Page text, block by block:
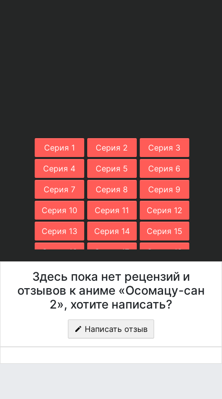
Серия 1 Серия 2 Серия 3
Серия 4 Серия 5 Серия 6
Серия 7 Серия 8 Серия 9
Серия 10 Серия 11 Серия 12
Серия 13 Серия 14 Серия 15
Серия 16 Серия 17 Серия 18
Серия 19 Серия 20 Серия 21
Серия 22 Серия 23 Серия 24
Здесь пока нет рецензий и
отзывов к аниме «Осомацу-сан
2», хотите написать?
Написать отзыв